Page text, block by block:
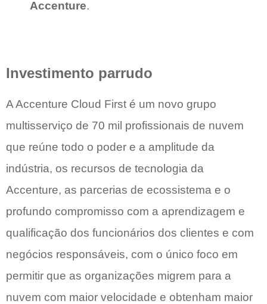
Accenture.
Investimento parrudo
A Accenture Cloud First é um novo grupo
multisserviço de 70 mil profissionais de nuvem
que reúne todo o poder e a amplitude da
indústria, os recursos de tecnologia da
Accenture, as parcerias de ecossistema e o
profundo compromisso com a aprendizagem e
qualificação dos funcionários dos clientes e com
negócios responsáveis, com o único foco em
permitir que as organizações migrem para a
nuvem com maior velocidade e obtenham maior